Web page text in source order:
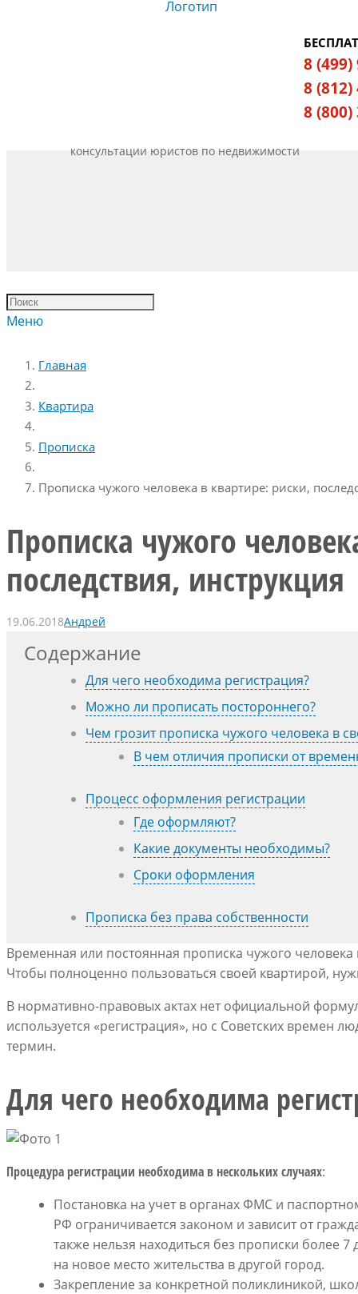
консультации юристов по недвижимости
8 (499)
8 (812)
8 (800)
Меню
Главная
Квартира
Прописка
Прописка чужого человека в квартире: риски,
Прописка чужого
последствия, инструкция
19.06.2018Андрей
Содержание
Для чего необходима регистрация?
Можно ли прописать постороннего?
Чем грозит прописка чужого человека в
В чем отличия прописки от
Процесс оформления регистрации
Где оформляют?
Какие документы необходимы?
Сроки оформления
Прописка без права собственности
Временная или постоянная прописка чужого
Чтобы полноценно пользоваться своей квартирой,
В нормативно-правовых актах нет официальной
используется «регистрация», но с Советских времен
термин.
Для чего необходима
Процедура регистрации необходима в нескольких случаях:
Постановка на учет в органах ФМС и
РФ ограничивается законом и зависит от
также нельзя находиться без прописки более
на новое место жительства в другой город.
Закрепление за конкретной поликлиникой,